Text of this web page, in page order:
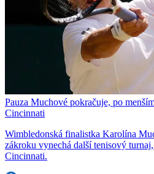
Pauza Muchové pokračuje, po
Cincinnati
Wimbledonská finalistka Karolína
zákroku vynechá další tenisový
Cincinnati.